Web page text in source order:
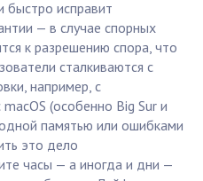
быстро исправит
— в случае спорных
к разрешению спора, что
сталкиваются с
например, с
(особенно Big Sur и
памятью или ошибками
это дело
часы — а иногда и дни —